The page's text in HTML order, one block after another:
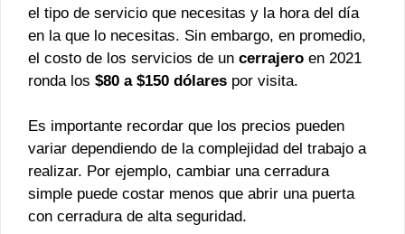
el tipo de servicio que necesitas y la hora del día
en la que lo necesitas. Sin embargo, en promedio,
el costo de los servicios de un cerrajero en 2021
ronda los $80 a $150 dólares por visita.
Es importante recordar que los precios pueden
variar dependiendo de la complejidad del trabajo a
realizar. Por ejemplo, cambiar una cerradura
simple puede costar menos que abrir una puerta
con cerradura de alta seguridad.